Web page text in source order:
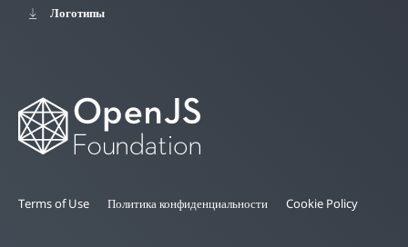
Логотипы
Terms of Use Политика конфиденциальности Cookie Policy